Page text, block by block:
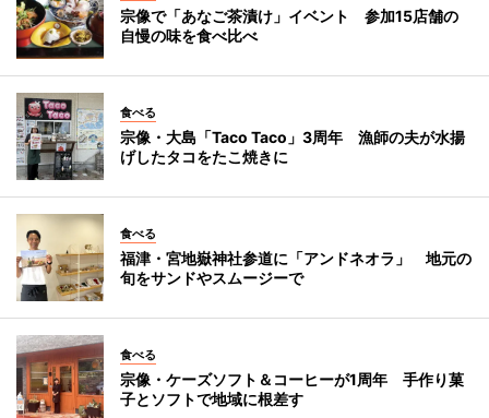
宗像で「あなご茶漬け」イベント 参加15店舗の
自慢の味を食べ比べ
食べる
宗像・大島「Taco Taco」3周年 漁師の夫が水揚
げしたタコをたこ焼きに
食べる
福津・宮地嶽神社参道に「アンドネオラ」 地元の
旬をサンドやスムージーで
食べる
宗像・ケーズソフト＆コーヒーが1周年 手作り菓
子とソフトで地域に根差す